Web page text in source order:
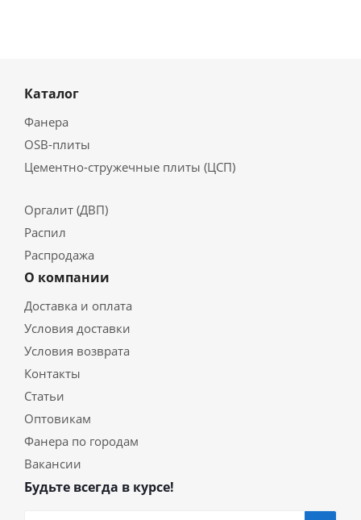
Каталог
Фанера
OSB-плиты
Цементно-стружечные плиты (ЦСП)
Оргалит (ДВП)
Распил
Распродажа
О компании
Доставка и оплата
Условия доставки
Условия возврата
Контакты
Статьи
Оптовикам
Фанера по городам
Вакансии
Будьте всегда в курсе!